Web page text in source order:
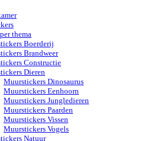
thema
Boerderij
Brandweer
Constructie
Dieren
Muurstickers Dinosaurus
Muurstickers Eenhoorn
Muurstickers Jungledieren
Muurstickers Paarden
Muurstickers Vissen
Muurstickers Vogels
Natuur